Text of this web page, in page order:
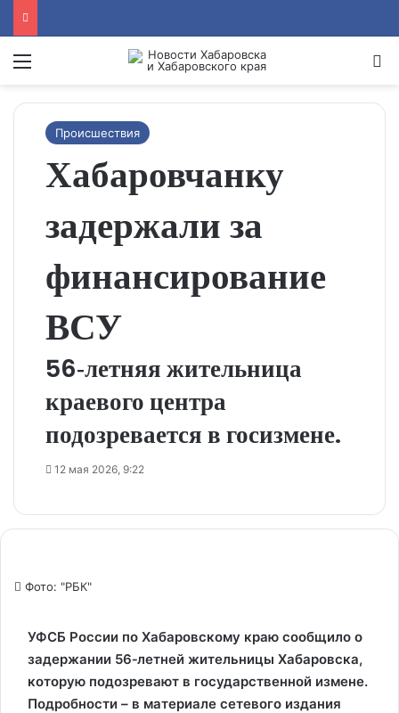
Menu
Происшествия
Хабаровчанку
задержали за
финансирование
ВСУ
56‑летняя жительница
краевого центра
подозревается в госизмене.
12 мая 2026, 9:22
Фото: "РБК"
УФСБ России по Хабаровскому краю сообщило о
задержании 56‑летней жительницы Хабаровска,
которую подозревают в государственной измене.
Подробности – в материале сетевого издания